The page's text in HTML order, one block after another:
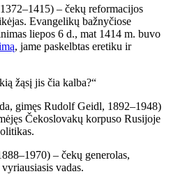
– čekų reformacijos
Evangelikų bažnyčiose
liepos 6 d., mat 1414 m. buvo
, jame paskelbtas eretiku ir
žąsį jis čia kalba?“
gimęs Rudolf Geidl, 1892–1948)
Čekoslovakų korpuso Rusijoje
– čekų generolas,
vadas.